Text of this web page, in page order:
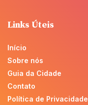
Links Úteis
Início
Sobre nós
Guia da Cidade
Contato
Política de Privacidade